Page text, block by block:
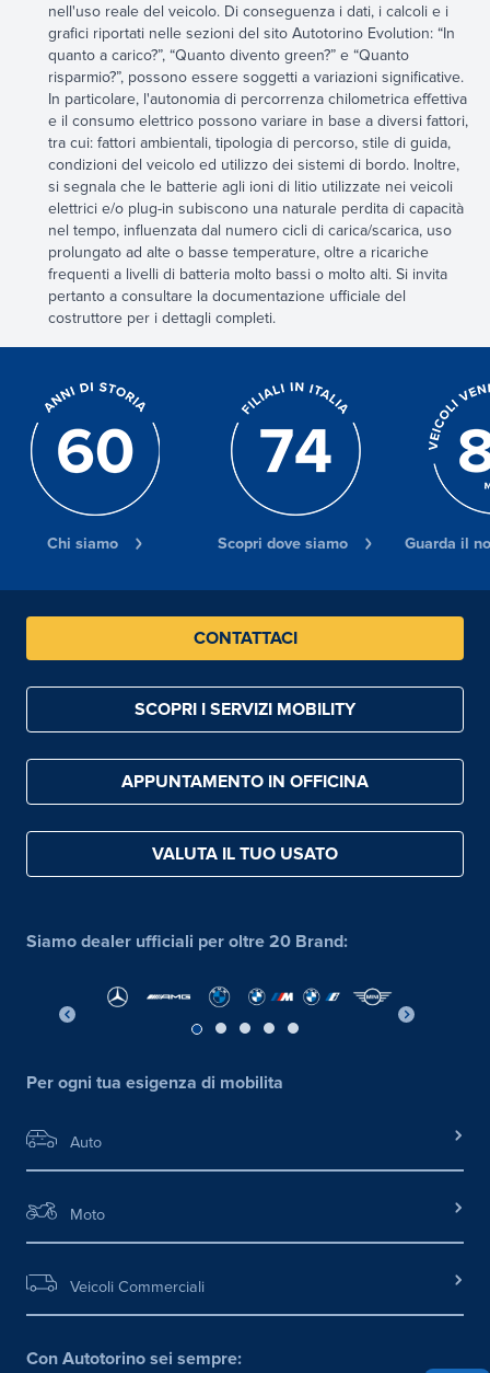
nell'uso reale del veicolo. Di conseguenza i dati, i calcoli e i
grafici riportati nelle sezioni del sito Autotorino Evolution: “In
quanto a carico?”, “Quanto divento green?” e “Quanto
risparmio?”, possono essere soggetti a variazioni significative.
In particolare, l'autonomia di percorrenza chilometrica effettiva
e il consumo elettrico possono variare in base a diversi fattori,
tra cui: fattori ambientali, tipologia di percorso, stile di guida,
condizioni del veicolo ed utilizzo dei sistemi di bordo. Inoltre,
si segnala che le batterie agli ioni di litio utilizzate nei veicoli
elettrici e/o plug-in subiscono una naturale perdita di capacità
nel tempo, influenzata dal numero cicli di carica/scarica, uso
prolungato ad alte o basse temperature, oltre a ricariche
frequenti a livelli di batteria molto bassi o molto alti. Si invita
pertanto a consultare la documentazione ufficiale del
costruttore per i dettagli completi.
Chi siamo Scopri dove siamo Guarda il
CONTATTACI
SCOPRI I SERVIZI MOBILITY
APPUNTAMENTO IN OFFICINA
VALUTA IL TUO USATO
Siamo dealer ufficiali per oltre 20 Brand:
Per ogni tua esigenza di mobilita
Auto
Moto
Veicoli Commerciali
Con Autotorino sei sempre: